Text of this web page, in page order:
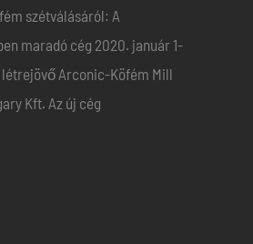
szétválásáról: A
maradó cég 2020. január 1-
létrejövő Arconic-Köfém Mill
Kft. Az új cég